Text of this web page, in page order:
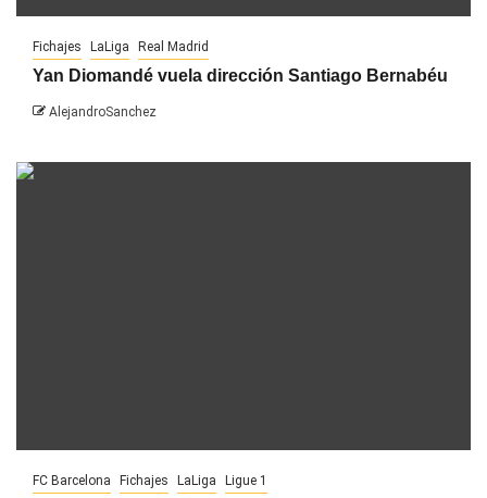
Fichajes LaLiga Real Madrid
Yan Diomandé vuela dirección Santiago Bernabéu
AlejandroSanchez
FC Barcelona Fichajes LaLiga Ligue 1